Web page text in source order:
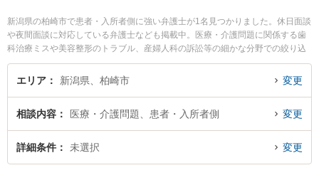
新潟県の柏崎市で患者・入所者側に強い弁護士が1名見つかりました。休日面談
や夜間面談に対応している弁護士なども掲載中。医療・介護問題に関係する歯
科治療ミスや美容整形のトラブル、産婦人科の訴訟等の細かな分野での絞り込
み検索もでき便利です。特に関矢法律事務所の関矢 聡史弁護士のプロフィール
情報や弁護士費用、強みなどが注目されています。『柏崎市で土日や夜間に発
料で患者・入所者側を法律相談できる柏崎市内の弁護士に相談予約したい』な
どでお困りの相談者さんにおすすめです。
エリア 新潟県、柏崎市 変更
相談内容 医療・介護問題、患者・入所者側 変更
詳細条件 未選択 変更